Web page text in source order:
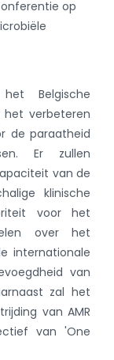
op
Belgische
het verbeteren
de paraatheid
Er zullen
van de
klinische
voor het
over het
internationale
van
zal het
van AMR
van 'One